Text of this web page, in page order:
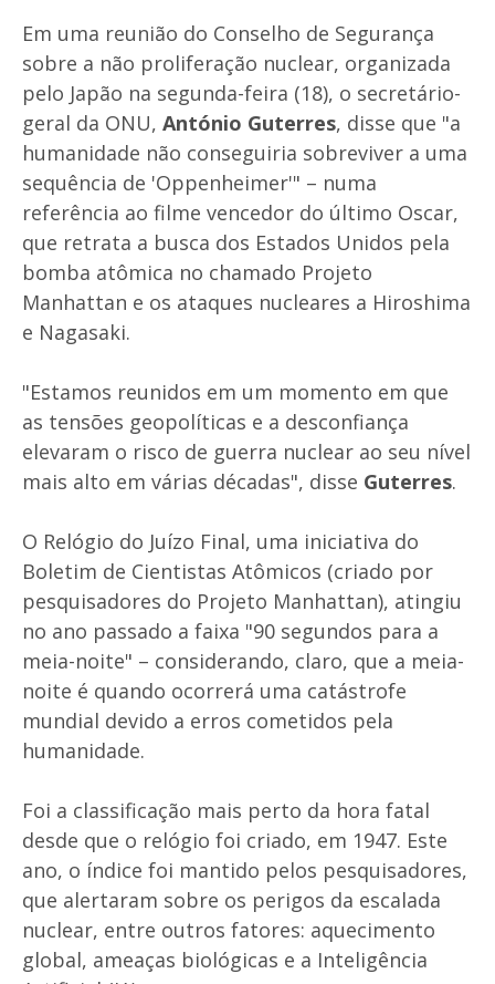
Em uma reunião do Conselho de Segurança
sobre a não proliferação nuclear, organizada
pelo Japão na segunda-feira (18), o secretário-
geral da ONU, António Guterres, disse que "a
humanidade não conseguiria sobreviver a uma
sequência de 'Oppenheimer'" – numa
referência ao filme vencedor do último Oscar,
que retrata a busca dos Estados Unidos pela
bomba atômica no chamado Projeto
Manhattan e os ataques nucleares a Hiroshima
e Nagasaki.
"Estamos reunidos em um momento em que
as tensões geopolíticas e a desconfiança
elevaram o risco de guerra nuclear ao seu nível
mais alto em várias décadas", disse Guterres.
O Relógio do Juízo Final, uma iniciativa do
Boletim de Cientistas Atômicos (criado por
pesquisadores do Projeto Manhattan), atingiu
no ano passado a faixa "90 segundos para a
meia-noite" – considerando, claro, que a meia-
noite é quando ocorrerá uma catástrofe
mundial devido a erros cometidos pela
humanidade.
Foi a classificação mais perto da hora fatal
desde que o relógio foi criado, em 1947. Este
ano, o índice foi mantido pelos pesquisadores,
que alertaram sobre os perigos da escalada
nuclear, entre outros fatores: aquecimento
global, ameaças biológicas e a Inteligência